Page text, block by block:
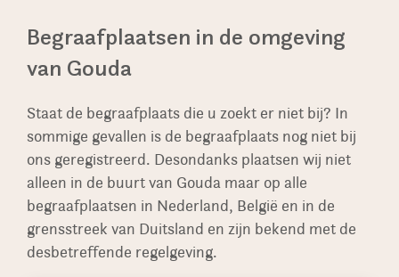
restaureren ook oude monumenten, soms in
grotere aantallen op authentieke gedeeltes van
Begraafplaatsen in de omgeving
van Gouda
Staat de begraafplaats die u zoekt er niet bij? In
sommige gevallen is de begraafplaats nog niet bij
ons geregistreerd. Desondanks plaatsen wij niet
alleen in de buurt van Gouda maar op alle
begraafplaatsen in Nederland, België en in de
grensstreek van Duitsland en zijn bekend met de
desbetreffende regelgeving.